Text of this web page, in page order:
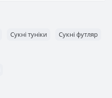
Сукні туніки Сукні футляр